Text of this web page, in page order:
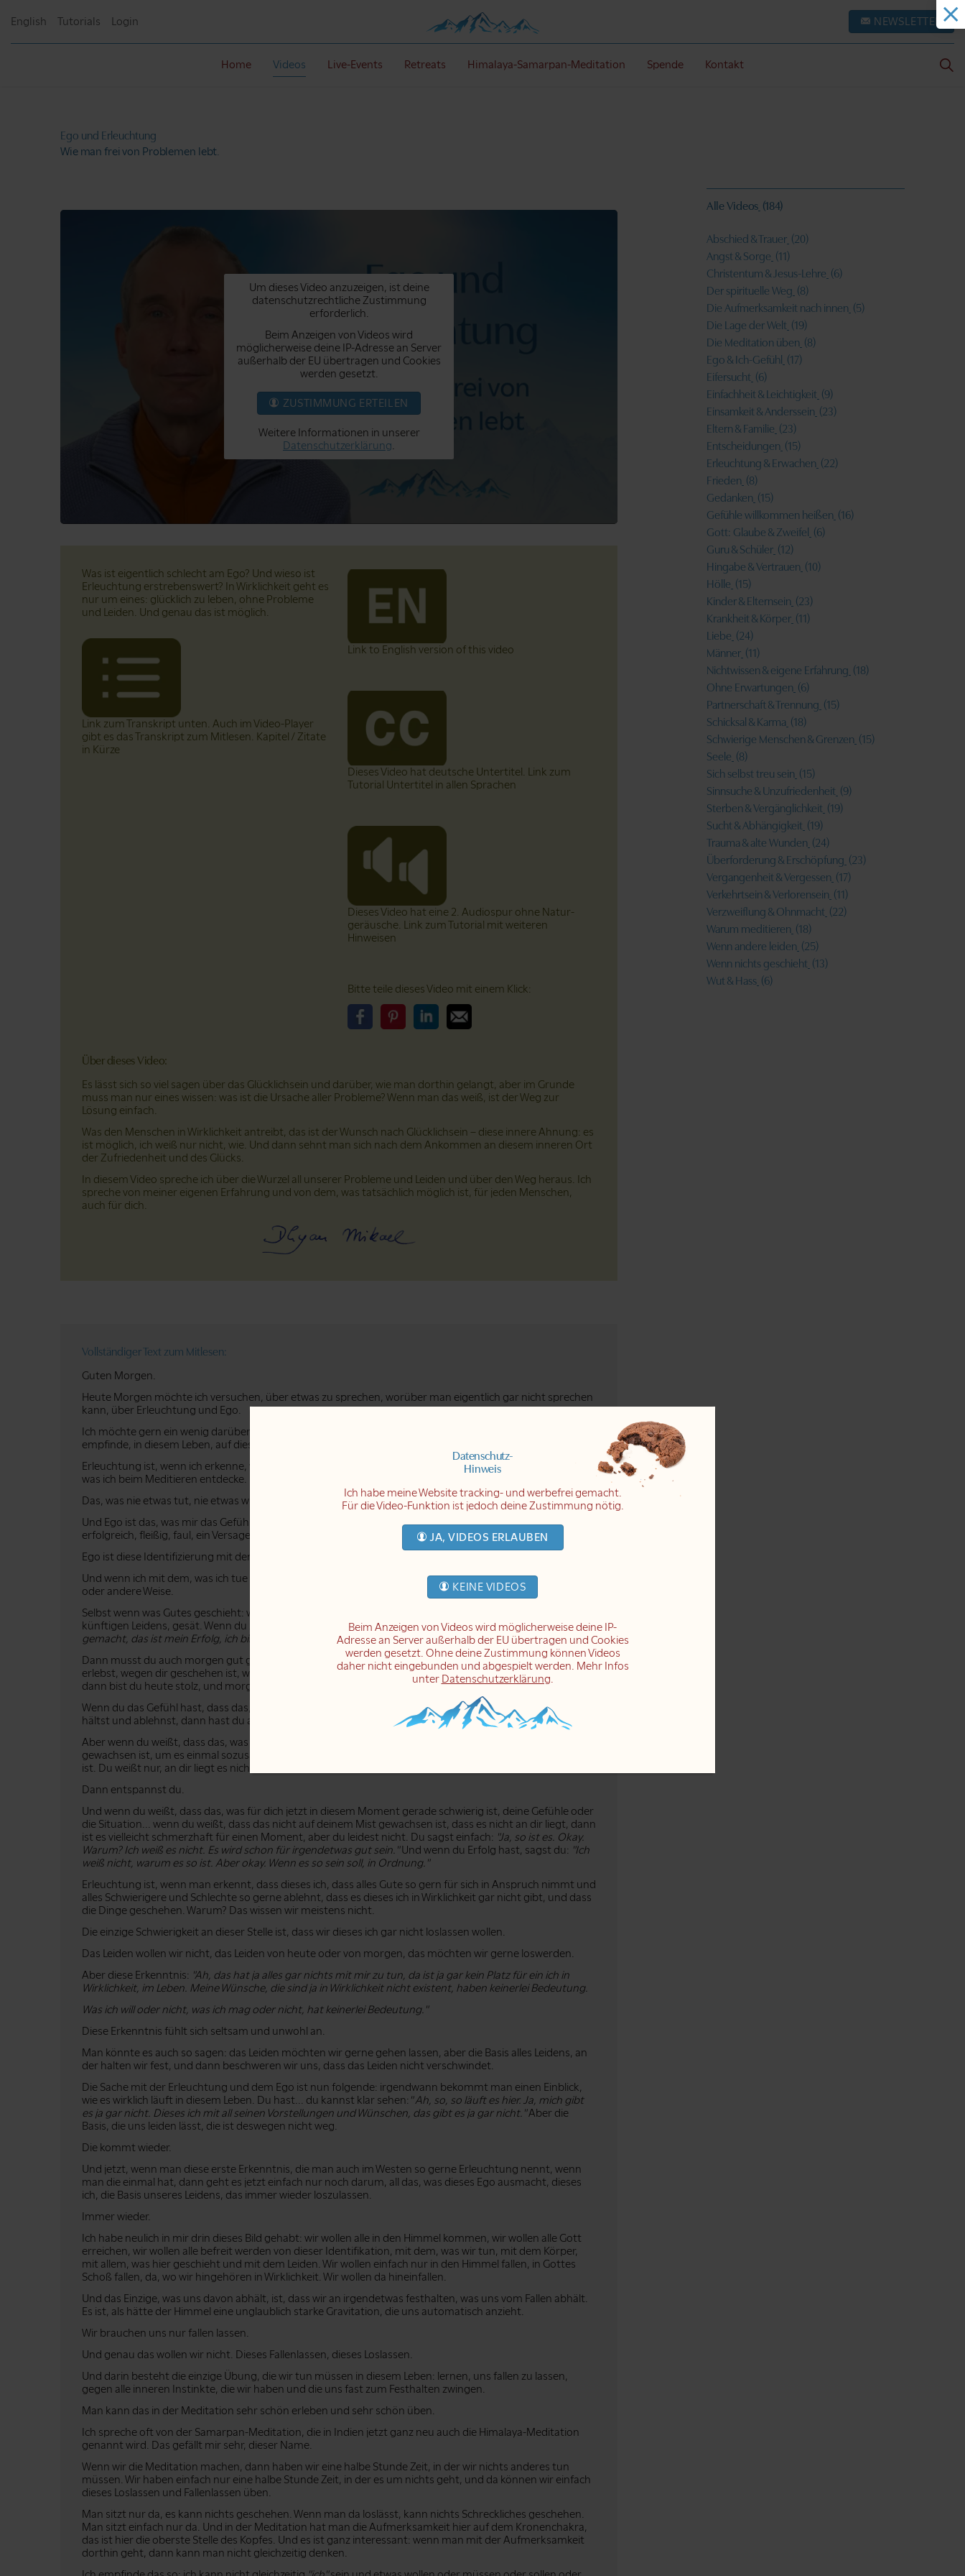
Home Videos Live-Events Retreats Himalaya-Samarpan-Meditation Spende Kontakt
English Tutorials Login NEWSLETTER
Ego und Erleuchtung
Wie man frei von Problemen lebt.
Um dieses Video anzuzeigen, ist deine
datenschutzrechtliche Zustimmung
erforderlich.
Beim Anzeigen von Videos wird
möglicherweise deine IP-Adresse an Server
außerhalb der EU übertragen und Cookies
werden gesetzt.
ZUSTIMMUNG ERTEILEN
Weitere Informationen in unserer
Datenschutzerklärung.
Was ist eigentlich schlecht am Ego? Und wieso ist
Erleuchtung erstrebenswert? In Wirklichkeit geht es
nur um eines: glücklich zu leben, ohne Probleme
und Leiden. Und genau das ist möglich.
Link zum Transkript unten. Auch im Video-Player
gibt es das Transkript zum Mitlesen. Kapitel / Zitate
in Kürze
Link to English version of this video
Dieses Video hat deutsche Untertitel. Link zum
Tutorial Untertitel in allen Sprachen
Dieses Video hat eine 2. Audiospur ohne Natur­
geräusche. Link zum Tutorial mit weiteren
Hinweisen
Bitte teile dieses Video mit einem Klick:
Über dieses Video:
Es lässt sich so viel sagen über das Glücklichsein und darüber, wie man dorthin gelangt, aber im Grunde
muss man nur eines wissen: was ist die Ursache aller Probleme? Wenn man das weiß, ist der Weg zur
Lösung einfach.
Was den Menschen in Wirklichkeit antreibt, das ist der Wunsch nach Glücklichsein – diese innere Ahnung: es
ist möglich, ich weiß nur nicht, wie. Und dann sehnt man sich nach dem Ankommen an diesem inneren Ort
der Zufriedenheit und des Glücks.
In diesem Video spreche ich über die Wurzel all unserer Probleme und Leiden und über den Weg heraus. Ich
spreche von meiner eigenen Erfahrung und von dem, was tatsächlich möglich ist, für jeden Menschen,
auch für dich.
Vollständiger Text zum Mitlesen:
Guten Morgen.
Heute Morgen möchte ich versuchen, über etwas zu sprechen, worüber man eigentlich gar nicht sprechen
kann, über Erleuchtung und Ego.
Ich möchte gern ein wenig darüber sprechen, wie ich da meinen Weg finde und was ich für hilfreich
empfinde, in diesem Leben, auf diesem Weg.
Erleuchtung ist, wenn ich erkenne, was meine wahre Natur in Wirklichkeit ist; das, was ich innen finde, das,
was ich beim Meditieren entdecke.
Das, was nie etwas tut, nie etwas will... dieses Sein.
Und Ego ist das, was mir das Gefühl gibt, jemand zu sein, jemand, der so und so ist, gut oder schlecht,
erfolgreich, fleißig, faul, ein Versager, wie auch immer, glücklich und oder unglücklich.
Ego ist diese Identifizierung mit dem, wie man sich fühlt, mit dem, was man tut.
Und wenn ich mit dem, was ich tue oder was ich fühle, identifiziert bin, dann entsteht Leiden, auf die eine
oder andere Weise.
Selbst wenn was Gutes geschieht: wenn ich damit identifiziert bin, ist damit der Same des Leidens, des
künftigen Leidens, gesät. Wenn du zum Beispiel Erfolg hast, und wenn du das Gefühl hast:" Ich habe das
gemacht, das ist mein Erfolg, ich bin gut"
, dann sähst du damit den Stress und die Angst von morgen.
Dann musst du auch morgen gut genug sein, das zu schaffen. Wenn du glaubst, dass das, was du heute
erlebst, wegen dir geschehen ist, weil du es richtig gemacht hast, weil du so gut bist... wenn du das glaubst,
dann bist du heute stolz, und morgen hast du ein Problem. Und so entsteht Leiden.
Wenn du das Gefühl hast, dass das, was geschieht, nicht das ist, was du möchtest, wenn du es für falsch
hältst und ablehnst, dann hast du auch ein Problem, nicht erst morgen, sondern heute.
Aber wenn du weißt, dass das, was heute geschieht, das Gute, das Schöne... dass das nicht auf deinem Mist
gewachsen ist, um es einmal sozusagen, sondern ein Geschenk des Lebens: du weißt nicht, wie es möglich
ist. Du weißt nur, an dir liegt es nicht. Du kannst nur Danke sagen.
Dann entspannst du.
Und wenn du weißt, dass das, was für dich jetzt in diesem Moment gerade schwierig ist, deine Gefühle oder
die Situation... wenn du weißt, dass das nicht auf deinem Mist gewachsen ist, dass es nicht an dir liegt, dann
ist es vielleicht schmerzhaft für einen Moment, aber du leidest nicht. Du sagst einfach: "Ja, so ist es. Okay.
Warum? Ich weiß es nicht. Es wird schon für irgendetwas gut sein."Und wenn du Erfolg hast, sagst du: "Ich
weiß nicht, warum es so ist. Aber okay. Wenn es so sein soll, in Ordnung."
Erleuchtung ist, wenn man erkennt, dass dieses ich, dass alles Gute so gern für sich in Anspruch nimmt und
alles Schwierigere und Schlechte so gerne ablehnt, dass es dieses ich in Wirklichkeit gar nicht gibt, und dass
die Dinge geschehen. Warum? Das wissen wir meistens nicht.
Die einzige Schwierigkeit an dieser Stelle ist, dass wir dieses ich gar nicht loslassen wollen.
Das Leiden wollen wir nicht, das Leiden von heute oder von morgen, das möchten wir gerne loswerden.
Aber diese Erkenntnis: "Ah, das hat ja alles gar nichts mit mir zu tun, da ist ja gar kein Platz für ein ich in
Wirklichkeit, im Leben. Meine Wünsche, die sind ja in Wirklichkeit nicht existent, haben keinerlei Bedeutung.
Was ich will oder nicht, was ich mag oder nicht, hat keinerlei Bedeutung."
Diese Erkenntnis fühlt sich seltsam und unwohl an.
Man könnte es auch so sagen: das Leiden möchten wir gerne gehen lassen, aber die Basis alles Leidens, an
der halten wir fest, und dann beschweren wir uns, dass das Leiden nicht verschwindet.
Die Sache mit der Erleuchtung und dem Ego ist nun folgende: irgendwann bekommt man einen Einblick,
wie es wirklich läuft in diesem Leben. Du hast... du kannst klar sehen: " Ah, so, so läuft es hier. Ja, mich gibt
es ja gar nicht. Dieses ich mit all seinen Vorstellungen und Wünschen, das gibt es ja gar nicht."Aber die
Basis, die uns leiden lässt, die ist deswegen nicht weg.
Die kommt wieder.
Und jetzt, wenn man diese erste Erkenntnis, die man auch im Westen so gerne Erleuchtung nennt, wenn
man die einmal hat, dann geht es jetzt einfach nur noch darum, all das, was dieses Ego ausmacht, dieses
ich, die Basis unseres Leidens, das immer wieder loszulassen.
Immer wieder.
Ich habe neulich in mir drin dieses Bild gehabt: wir wollen alle in den Himmel kommen, wir wollen alle Gott
erreichen, wir wollen alle befreit werden von dieser Identifikation, mit dem, was wir tun, mit dem Körper,
mit allem, was hier geschieht und mit dem Leiden. Wir wollen einfach nur in den Himmel fallen, in Gottes
Schoß fallen, da, wo wir hingehören in Wirklichkeit. Wir wollen da hineinfallen.
Und das Einzige, was uns davon abhält, ist, dass wir an irgendetwas festhalten, was uns vom Fallen abhält.
Es ist, als hätte der Himmel eine unglaublich starke Gravitation, die uns automatisch anzieht.
Wir brauchen uns nur fallen lassen.
Und genau das wollen wir nicht. Dieses Fallenlassen, dieses Loslassen.
Und darin besteht die einzige Übung, die wir tun müssen in diesem Leben: lernen, uns fallen zu lassen,
gegen alle inneren Instinkte, die wir haben und die uns fast zum Festhalten zwingen.
Man kann das in der Meditation sehr schön erleben und sehr schön üben.
Ich spreche oft von der Samarpan-Meditation, die in Indien jetzt ganz neu auch die Himalaya-Meditation
genannt wird. Das gefällt mir sehr, dieser Name.
Wenn wir die Meditation machen, dann haben wir eine halbe Stunde Zeit, in der wir nichts anderes tun
müssen. Wir haben einfach nur eine halbe Stunde Zeit, in der es um nichts geht, und da können wir einfach
dieses Loslassen und Fallenlassen üben.
Man sitzt nur da, es kann nichts geschehen. Wenn man da loslässt, kann nichts Schreckliches geschehen.
Man sitzt einfach nur da. Und in der Meditation hat man die Aufmerksamkeit hier auf dem Kronenchakra,
das ist hier die oberste Stelle des Kopfes. Und es ist ganz interessant: wenn man mit der Aufmerksamkeit
dorthin geht, dann kann man nicht gleichzeitig denken.
Alle Videos (184)
Abschied & Trauer (20)
Angst & Sorge (11)
Christentum & Jesus-Lehre (6)
Der spirituelle Weg (8)
Die Aufmerksamkeit nach innen (5)
Die Lage der Welt (19)
Die Meditation üben (8)
Ego & Ich-Gefühl (17)
Eifersucht (6)
Einfachheit & Leichtigkeit (9)
Einsamkeit & Anderssein (23)
Eltern & Familie (23)
Entscheidungen (15)
Erleuchtung & Erwachen (22)
Frieden (8)
Gedanken (15)
Gefühle willkommen heißen (16)
Gott: Glaube & Zweifel
(6)
Guru & Schüler (12)
Hingabe & Vertrauen (10)
Hölle (15)
Kinder & Elternsein (23)
Krankheit & Körper (11)
Liebe (24)
Männer (11)
Nichtwissen & eigene Erfahrung (18)
Ohne Erwartungen (6)
Partnerschaft & Trennung (15)
Schicksal & Karma (18)
Schwierige Menschen & Grenzen (15)
Seele (8)
Sich selbst treu sein (15)
Sinnsuche & Unzufriedenheit (9)
Sterben & Vergänglichkeit (19)
Sucht & Abhängigkeit (19)
Trauma & alte Wunden (24)
Überforderung & Erschöpfung (23)
Vergangenheit & Vergessen (17)
Verkehrtsein & Verlorensein (11)
Verzweiflung & Ohnmacht (22)
Warum meditieren (18)
Wenn andere leiden (25)
Wenn nichts geschieht (13)
Wut & Hass (6)
Datenschutz-
Hinweis
Ich habe meine Website tracking- und werbefrei gemacht.
Für die Video-Funktion ist jedoch deine Zustimmung nötig.
JA, VIDEOS ERLAUBEN
KEINE VIDEOS
Beim Anzeigen von Videos wird möglicherweise deine IP-
Adresse an Server außerhalb der EU übertragen und Cookies
werden gesetzt. Ohne deine Zustimmung können Videos
daher nicht eingebunden und abgespielt werden. Mehr Infos
unter Datenschutzerklärung.